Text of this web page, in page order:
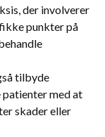
der involverer
punkter på
tilbyde
med at
skader eller